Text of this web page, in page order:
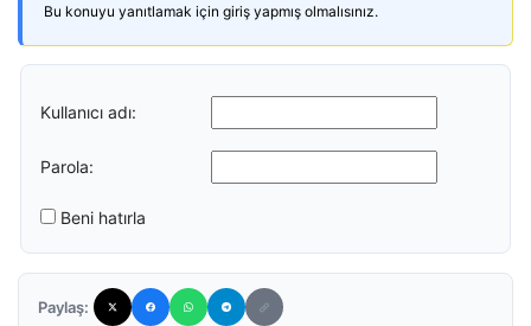
Bu konuyu yanıtlamak için giriş yapmış olmalısınız.
Kullanıcı adı:
Parola:
Beni hatırla
Paylaş: